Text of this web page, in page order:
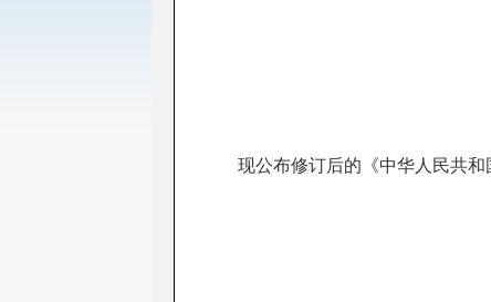
现公布修订后的《中华人民共
总